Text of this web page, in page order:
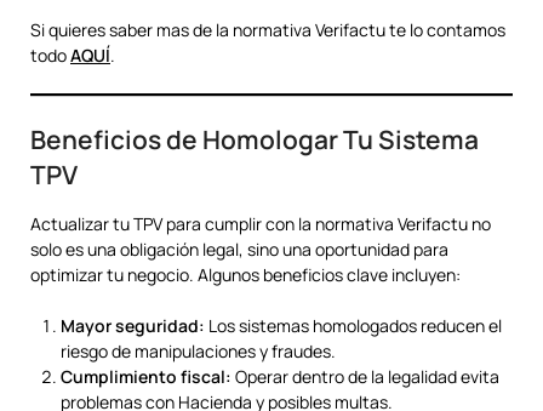
Si quieres saber mas de la normativa Verifactu te lo contamos
todoAQUÍ.
Beneficios de Homologar Tu Sistema
TPV
Actualizar tu TPV para cumplir con la normativa Verifactu no
solo es una obligación legal, sino una oportunidad para
optimizar tu negocio. Algunos beneficios clave incluyen:
Mayor seguridad: Los sistemas homologados reducen el
riesgo de manipulaciones y fraudes.
Cumplimiento fiscal: Operar dentro de la legalidad evita
problemas con Hacienda y posibles multas.